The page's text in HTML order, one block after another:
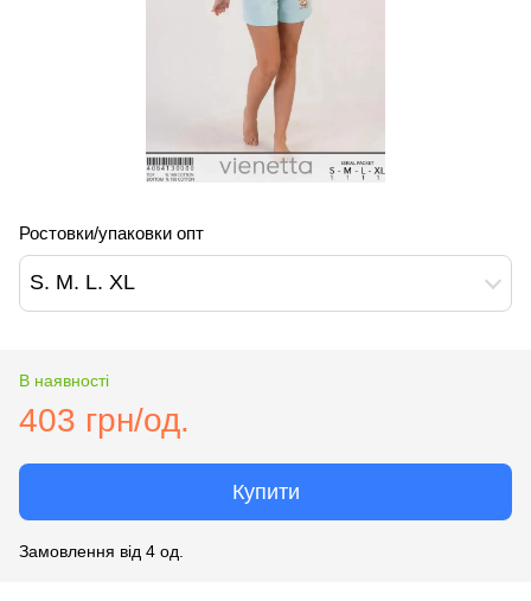
Ростовки/упаковки опт
S. M. L. XL
В наявності
403 грн/од.
Купити
Замовлення від 4 од.